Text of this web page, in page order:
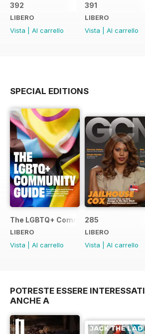
392
LIBERO
Vista
Al carrello
391
LIBERO
Vista
Al carrello
SPECIAL EDITIONS
The LGBTQ+ Community Guide
LIBERO
Vista
Al carrello
285
LIBERO
Vista
Al carrello
POTRESTE ESSERE INTERESSATI
ANCHE A